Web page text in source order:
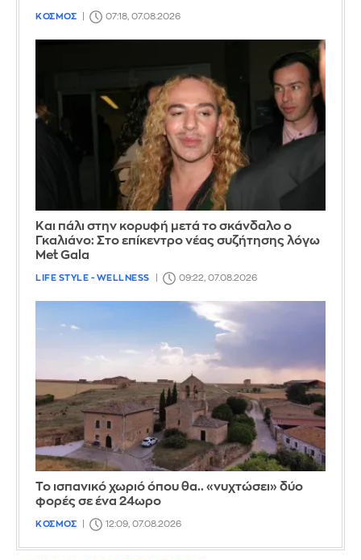
ΚΟΣΜΟΣ 07:18, 07.08.2026
Και πάλι στην κορυφή μετά το σκάνδαλο ο
Γκαλιάνο: Στο επίκεντρο νέας συζήτησης λόγω
Met Gala
LIFE STYLE - WELLNESS 09:22, 07.08.2026
Το ισπανικό χωριό όπου θα.. «νυχτώσει» δύο
φορές σε ένα 24ωρο
ΚΟΣΜΟΣ 12:09, 07.08.2026